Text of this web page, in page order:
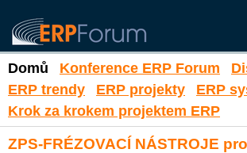
Domů Konference ERP Forum
ERP trendy
ERP projekty
ERP
Krok za krokem projektem ERP
ZPS-FRÉZOVACÍ NÁSTROJE